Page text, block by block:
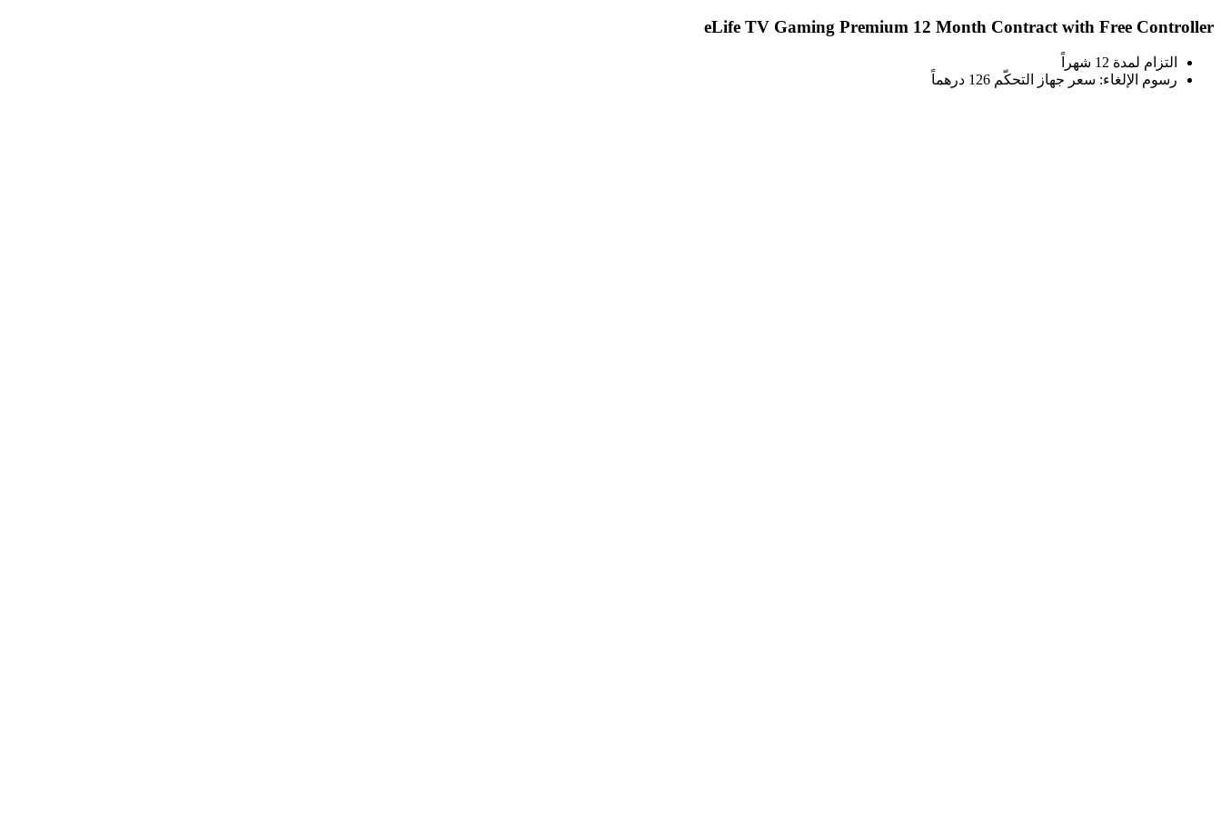
eLife TV Gaming Premium 12 Month Contract with Free Controller
التزام لمدة 12 شهراً
رسوم الإلغاء: سعر جهاز التحكّم 126 درهماً